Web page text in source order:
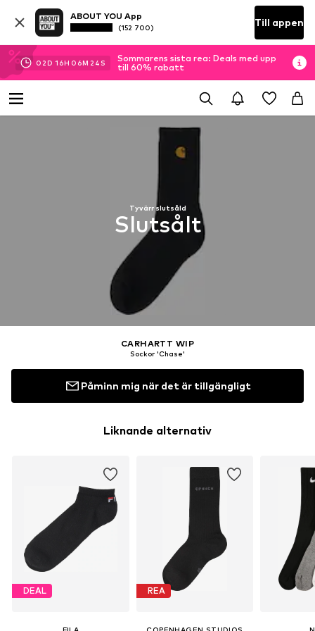
ABOUT YOU App
(152 700) Till appen
02D 16H 06M 24 S
Sommarens sista rea: Deals med upp
till 60% rabatt
Tyvärr slutsåld
Slutsålt
CARHARTT WIP
Sockor 'Chase'
Påminn mig när det är tillgängligt
Liknande alternativ
DEAL REA